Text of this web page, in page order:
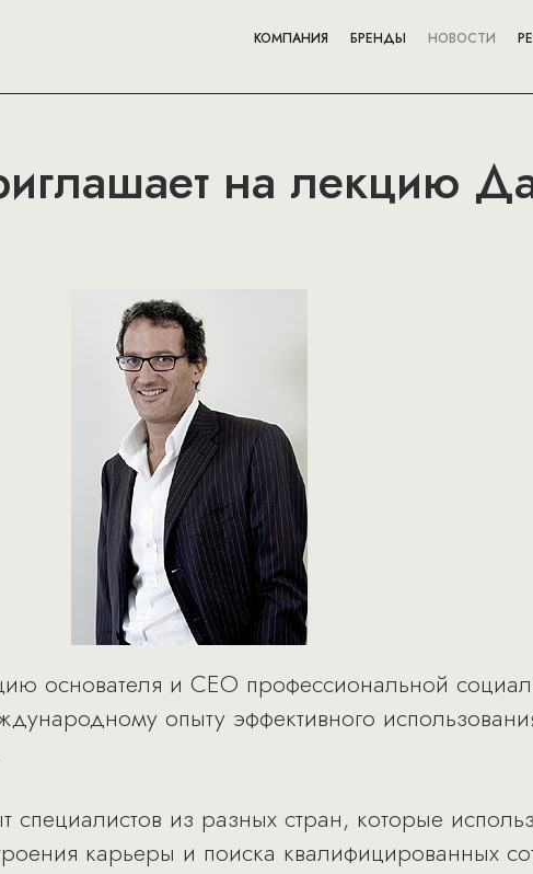
КОМПАНИЯ БРЕНДЫ НОВОСТИ
на лекцию
основателя и CEO профессиональной
опыту эффективного
из разных стран, которые
карьеры и поиска квалифицированных